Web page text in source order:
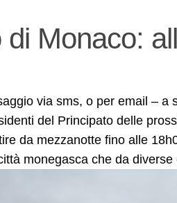
di Monaco:
via sms, o per email –
del Principato delle
da mezzanotte fino alle
monegasca che da